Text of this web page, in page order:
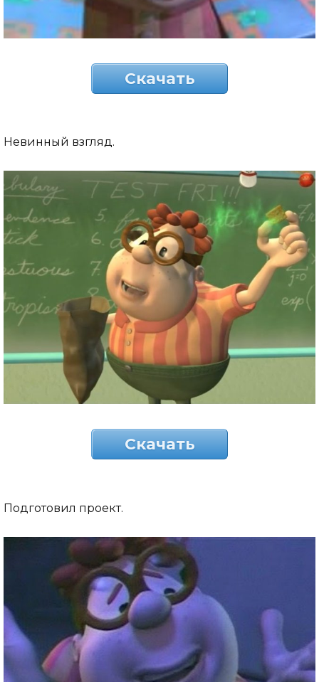
Скачать
Невинный взгляд.
Скачать
Подготовил проект.